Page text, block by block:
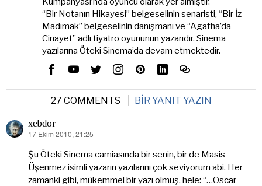
“Bir Notanın Hikayesi” belgeselinin senaristi, “Bir İz –
Madımak” belgeselinin danışmanı ve “Agatha’da
Cinayet” adlı tiyatro oyununun yazarıdır. Sinema
yazılarına Öteki Sinema’da devam etmektedir.
27 COMMENTS BIR YANIT YAZIN
xebdor
dedi
ki:
17 Ekim 2010, 21:25
Şu Öteki Sinema camiasında bir senin, bir de Masis
Üşenmez isimli yazarın yazılarını çok seviyorum abi. Her
zamanki gibi, mükemmel bir yazı olmuş, hele: “…Oscar